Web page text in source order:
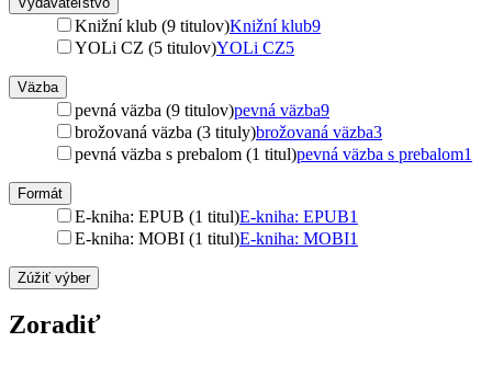
Knižní klub (9 titulov)Knižní klub9
YOLi CZ (5 titulov)YOLi CZ5
Väzba
pevná väzba (9 titulov)pevná väzba9
brožovaná väzba (3 tituly)brožovaná väzba3
pevná väzba s prebalom (1 titul)pevná väzba s prebalom1
Formát
E-kniha: EPUB (1 titul)E-kniha: EPUB1
E-kniha: MOBI (1 titul)E-kniha: MOBI1
Zúžiť výber
Zoradiť